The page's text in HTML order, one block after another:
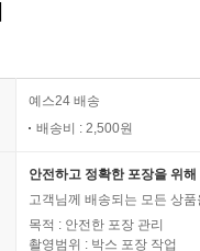
예스24 배송
배송비 : 2,500원
안전하고 정확한 포장을 위
고객님께 배송되는 모든 상
목적 : 안전한 포장 관리
촬영범위 : 박스 포장 작업